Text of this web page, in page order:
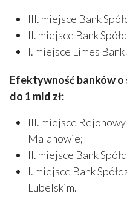
III. miejsce Bank
II. miejsce Bank
I. miejsce Limes
Efektywność banków o
do 1 mld zł:
III. miejsce
Malanowie;
II. miejsce Bank
I. miejsce Bank
Lubelskim.